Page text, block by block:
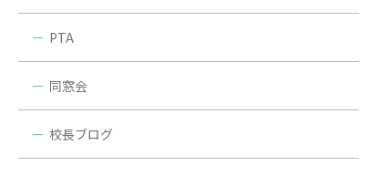
PTA
同窓会
校長ブログ